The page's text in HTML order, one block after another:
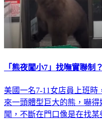
「熊夜闖小7」找嘸實聯
美國一名7-11女店員上班
來一頭體型巨大的熊，嚇
聞，不斷在門口像是在找